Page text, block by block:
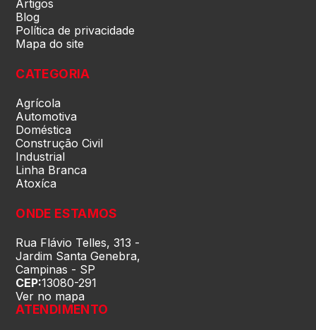
Rio Grande do Sul (RS)
Roraima (RR)
Artigos
Blog
Política de privacidade
Mapa do site
CATEGORIA
Agrícola
Automotiva
Doméstica
Construção Civil
Industrial
Linha Branca
Atoxíca
ONDE ESTAMOS
Rua Flávio Telles, 313 -
Jardim Santa Genebra,
Campinas - SP
CEP:13080-291
Ver no mapa
ATENDIMENTO